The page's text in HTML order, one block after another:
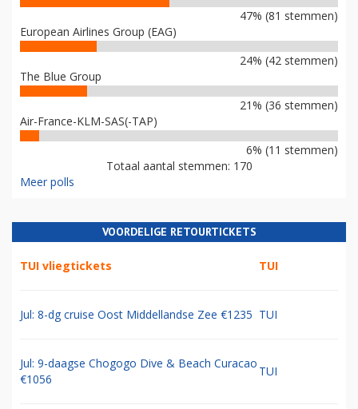
47% (81 stemmen)
European Airlines Group (EAG)
24% (42 stemmen)
The Blue Group
21% (36 stemmen)
Air-France-KLM-SAS(-TAP)
6% (11 stemmen)
Totaal aantal stemmen: 170
Meer polls
VOORDELIGE RETOURTICKETS
TUI vliegtickets TUI
Jul: 8-dg cruise Oost Middellandse Zee €1235 TUI
Jul: 9-daagse Chogogo Dive & Beach Curacao
€1056
TUI